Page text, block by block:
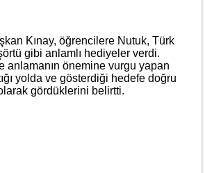
Kınay, öğrencilere Nutuk, Türk
gibi anlamlı hediyeler verdi.
anlamanın önemine vurgu yapan
yolda ve gösterdiği hedefe doğru
gördüklerini belirtti.